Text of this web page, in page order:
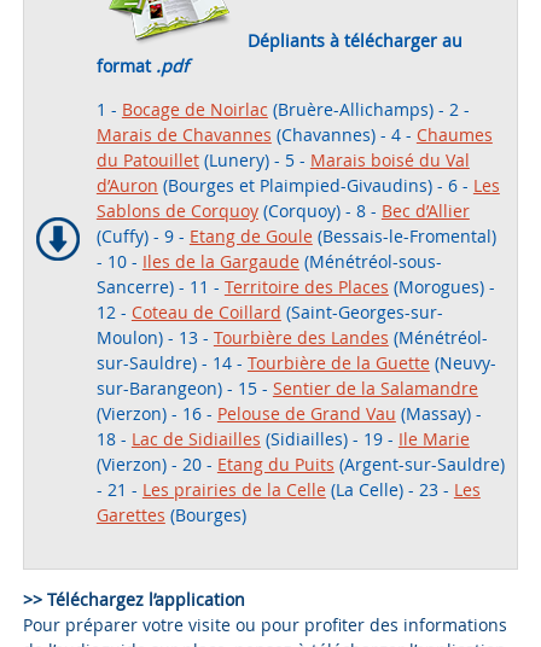
Dépliants à télécharger au
format .pdf
1 - Bocage de Noirlac (Bruère-Allichamps) - 2 -
Marais de Chavannes (Chavannes) - 4 - Chaumes
du Patouillet(Lunery) - 5 - Marais boisé du Val
d’Auron (Bourges et Plaimpied-Givaudins) - 6 - Les
Sablons de Corquoy(Corquoy) - 8 - Bec d’Allier
(Cuffy) - 9 - Etang de Goule(Bessais-le-Fromental)
- 10 - Iles de la Gargaude(Ménétréol-sous-
Sancerre) - 11 - Territoire des Places (Morogues) -
12 - Coteau de Coillard (Saint-Georges-sur-
Moulon) - 13 - Tourbière des Landes (Ménétréol-
sur-Sauldre) - 14 - Tourbière de la Guette(Neuvy-
sur-Barangeon) - 15 - Sentier de la Salamandre
(Vierzon) - 16 - Pelouse de Grand Vau (Massay) -
18 - Lac de Sidiailles (Sidiailles) - 19 - Ile Marie
(Vierzon) - 20 - Etang du Puits (Argent-sur-Sauldre)
- 21 - Les prairies de la Celle(La Celle) - 23 - Les
Garettes (Bourges)
>> Téléchargez l’application
Pour préparer votre visite ou pour profiter des informations